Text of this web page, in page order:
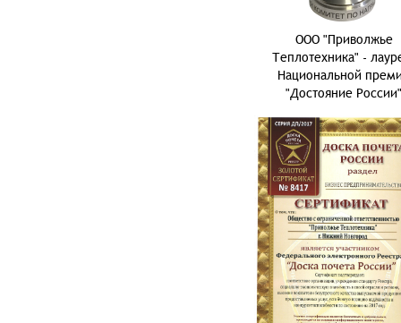
ООО "Приволжье
Теплотехника" -
Национальной
"Достояние России"